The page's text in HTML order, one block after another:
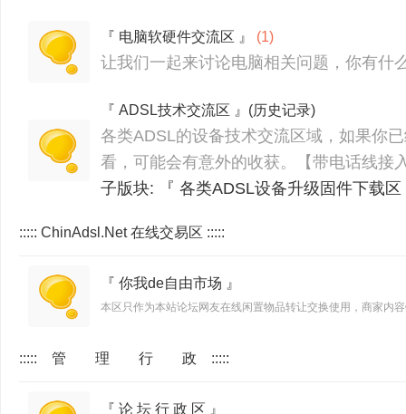
『 电脑软硬件交流区 』 (1)
让我们一起来讨论电脑相关问题，你有什
『 ADSL技术交流区 』(历史记录)
各类ADSL的设备技术交流区域，如果你
看，可能会有意外的收获。【带电话线接
子版块:
『 各类ADSL设备升级固件下载区
::::: ChinAdsl.Net 在线交易区 :::::
『 你我de自由市场 』
本区只作为本站论坛网友在线闲置物品转让交换使用，商家内
::::: 管 理 行 政 :::::
『 论 坛 行 政 区 』